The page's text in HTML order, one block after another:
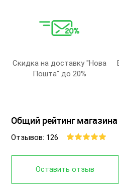
Скидка на доставку "Нова
Пошта" до 20%
Общий рейтинг магазина
Отзывов: 126
Оставить отзыв